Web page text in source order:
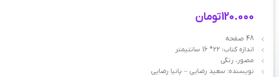
120.000تومان
48 صفحه
اندازه کتاب: 22* 16 سانتیمتر
مصور، رنگی
نویسنده: سعید رضایی – پانیا رضایی